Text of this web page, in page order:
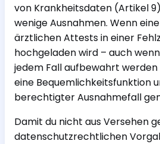
von Krankheitsdaten (Artikel
wenige Ausnahmen. Wenn
ärztlichen Attests in einer
hochgeladen wird – auch
jedem Fall aufbewahrt werden
eine Bequemlichkeitsfunktion
berechtigter Ausnahmefall
Damit du nicht aus Versehen
datenschutzrechtlichen